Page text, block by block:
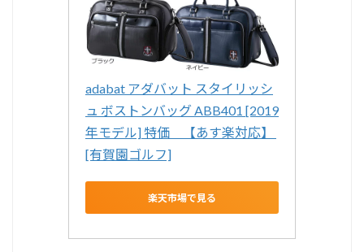
adabat アダバット スタイリッシ
ュ ボストンバッグ ABB401 [2019
年モデル] 特価　【あす楽対応】
[有賀園ゴルフ]
楽天市場で見る